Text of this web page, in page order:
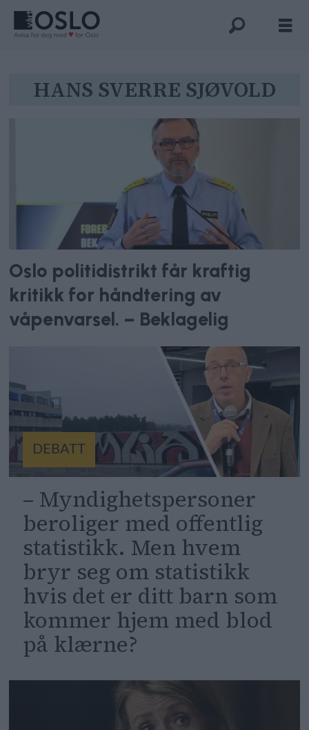
Tag:HANS SVERRE SJØVOLD
Oslo politidistrikt får kraftig
kritikk for håndtering av
våpenvarsel. – Beklagelig
DEBATT
– Myndighetspersoner
beroliger med offentlig
statistikk. Men hvem
bryr seg om statistikk
hvis det er ditt barn som
kommer hjem med blod
på klærne?